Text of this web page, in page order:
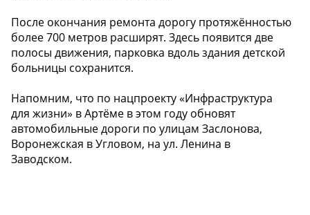
После окончания ремонта дорогу протяжённостью
более 700 метров расширят. Здесь появится две
полосы движения, парковка вдоль здания детской
больницы сохранится.
Напомним, что по нацпроекту «Инфраструктура
для жизни» в Артёме в этом году обновят
автомобильные дороги по улицам Заслонова,
Воронежская в Угловом, на ул. Ленина в
Заводском.